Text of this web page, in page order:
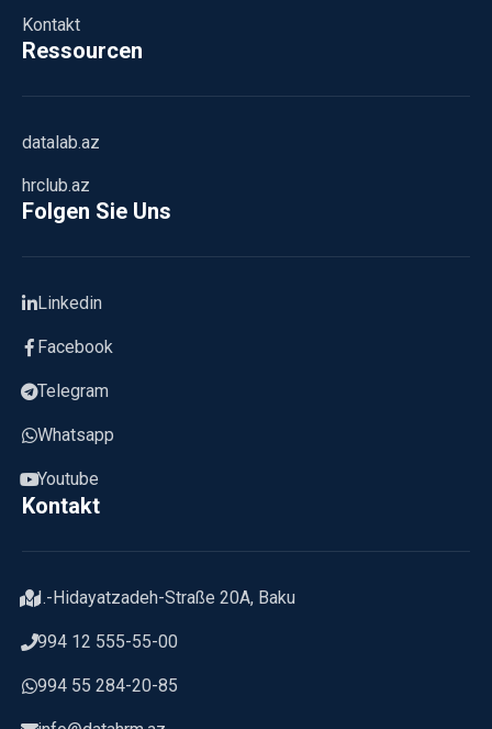
Kontakt
Ressourcen
datalab.az
hrclub.az
Folgen Sie Uns
Linkedin
Facebook
Telegram
Whatsapp
Youtube
Kontakt
I.-Hidayatzadeh-Straße 20A, Baku
994 12 555-55-00
994 55 284-20-85